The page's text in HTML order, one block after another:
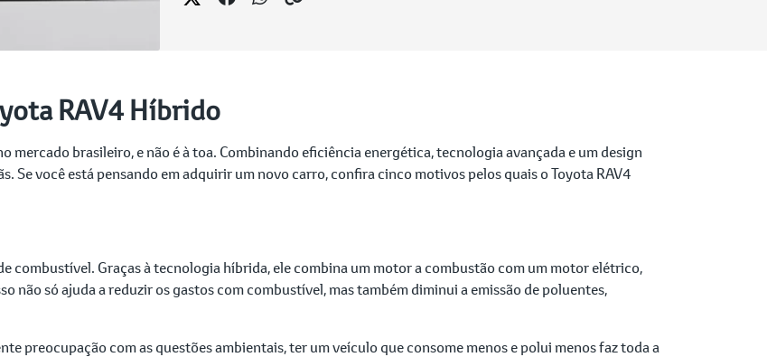
RAV4 Híbrido
mercado brasileiro, e não é à toa. Combinando eficiência energética, tecnologia avançada e um design
Se você está pensando em adquirir um novo carro, confira cinco motivos pelos quais o Toyota RAV4
combustível. Graças à tecnologia híbrida, ele combina um motor a combustão com um motor elétrico,
não só ajuda a reduzir os gastos com combustível, mas também diminui a emissão de poluentes,
preocupação com as questões ambientais, ter um veículo que consome menos e polui menos faz toda a